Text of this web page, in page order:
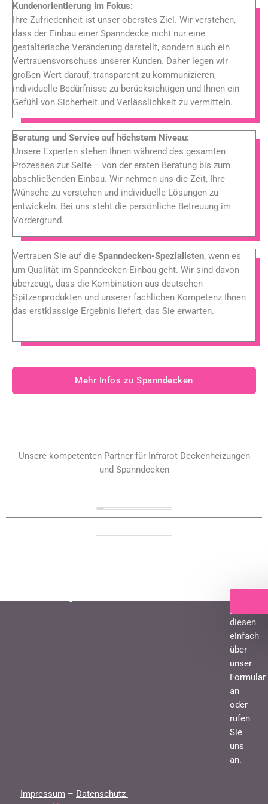
Kundenorientierung im Fokus:
Ihre Zufriedenheit ist unser oberstes Ziel. Wir verstehen,
dass der Einbau einer Spanndecke nicht nur eine
gestalterische Veränderung darstellt, sondern auch ein
Vertrauensvorschuss unserer Kunden. Daher legen wir
großen Wert darauf, transparent zu kommunizieren,
individuelle Bedürfnisse zu berücksichtigen und Ihnen ein
Gefühl von Sicherheit und Verlässlichkeit zu vermitteln.
Beratung und Service auf höchstem Niveau:
Unsere Experten stehen Ihnen während des gesamten
Prozesses zur Seite – von der ersten Beratung bis zum
abschließenden Einbau. Wir nehmen uns die Zeit, Ihre
Wünsche zu verstehen und individuelle Lösungen zu
entwickeln. Bei uns steht die persönliche Betreuung im
Vordergrund.
Vertrauen Sie auf die Spanndecken-Spezialisten, wenn es
um Qualität im Spanndecken-Einbau geht. Wir sind davon
überzeugt, dass die Kombination aus deutschen
Spitzenprodukten und unserer fachlichen Kompetenz Ihnen
das erstklassige Ergebnis liefert, das Sie erwarten.
Mehr Infos zu Spanndecken
Unsere kompetenten Partner für Infrarot-Deckenheizungen
und Spanndecken
diesen
einfach
über
unser
Formular
an
oder
rufen
Sie
uns
an.
Impressum – Datenschutz